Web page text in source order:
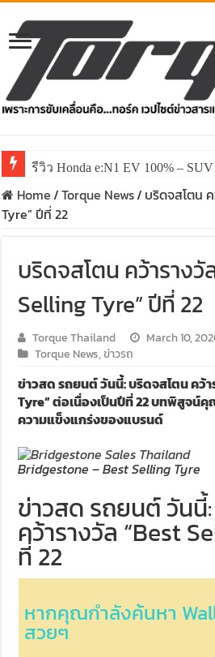
รีวิว Honda e:N1 EV 100% –
Home/Torque News/ บริดจสโตน
Tyre” ปีที่ 22
บริดจสโตน คว้ารางวั
Selling Tyre” ปีที่ 22
Torque Thailand
March 10,
Torque News,ข่าวรถ
ข่าวสด รถยนต์ วันนี้: บริดจสโตน คว้
Tyre” ต่อเนื่องเป็นปีที่ 22 บทพิสูจ
ความแข็งแกร่งของแบรนด์
Bridgestone – Best Selling Tyre
ข่าวสด รถยนต์ วันนี้
คว้ารางวัล “Best
ที่ 22
หากคุณกำลังค้นหา
สวยๆ